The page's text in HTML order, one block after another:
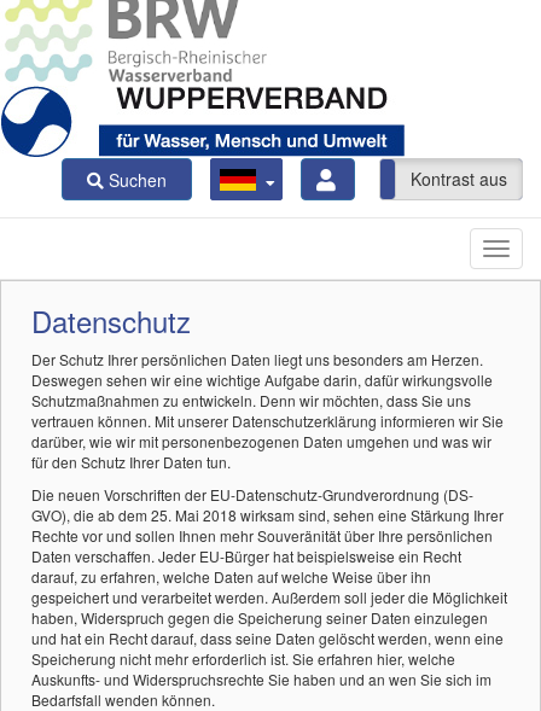
Suchen Kontrast ein Kontrast aus
Datenschutz
Der Schutz Ihrer persönlichen Daten liegt uns besonders am Herzen.
Deswegen sehen wir eine wichtige Aufgabe darin, dafür wirkungsvolle
Schutzmaßnahmen zu entwickeln. Denn wir möchten, dass Sie uns
vertrauen können. Mit unserer Datenschutzerklärung informieren wir Sie
darüber, wie wir mit personenbezogenen Daten umgehen und was wir
für den Schutz Ihrer Daten tun.
Die neuen Vorschriften der EU-Datenschutz-Grundverordnung (DS-
GVO), die ab dem 25. Mai 2018 wirksam sind, sehen eine Stärkung Ihrer
Rechte vor und sollen Ihnen mehr Souveränität über Ihre persönlichen
Daten verschaffen. Jeder EU-Bürger hat beispielsweise ein Recht
darauf, zu erfahren, welche Daten auf welche Weise über ihn
gespeichert und verarbeitet werden. Außerdem soll jeder die Möglichkeit
haben, Widerspruch gegen die Speicherung seiner Daten einzulegen
und hat ein Recht darauf, dass seine Daten gelöscht werden, wenn eine
Speicherung nicht mehr erforderlich ist. Sie erfahren hier, welche
Auskunfts- und Widerspruchsrechte Sie haben und an wen Sie sich im
Bedarfsfall wenden können.